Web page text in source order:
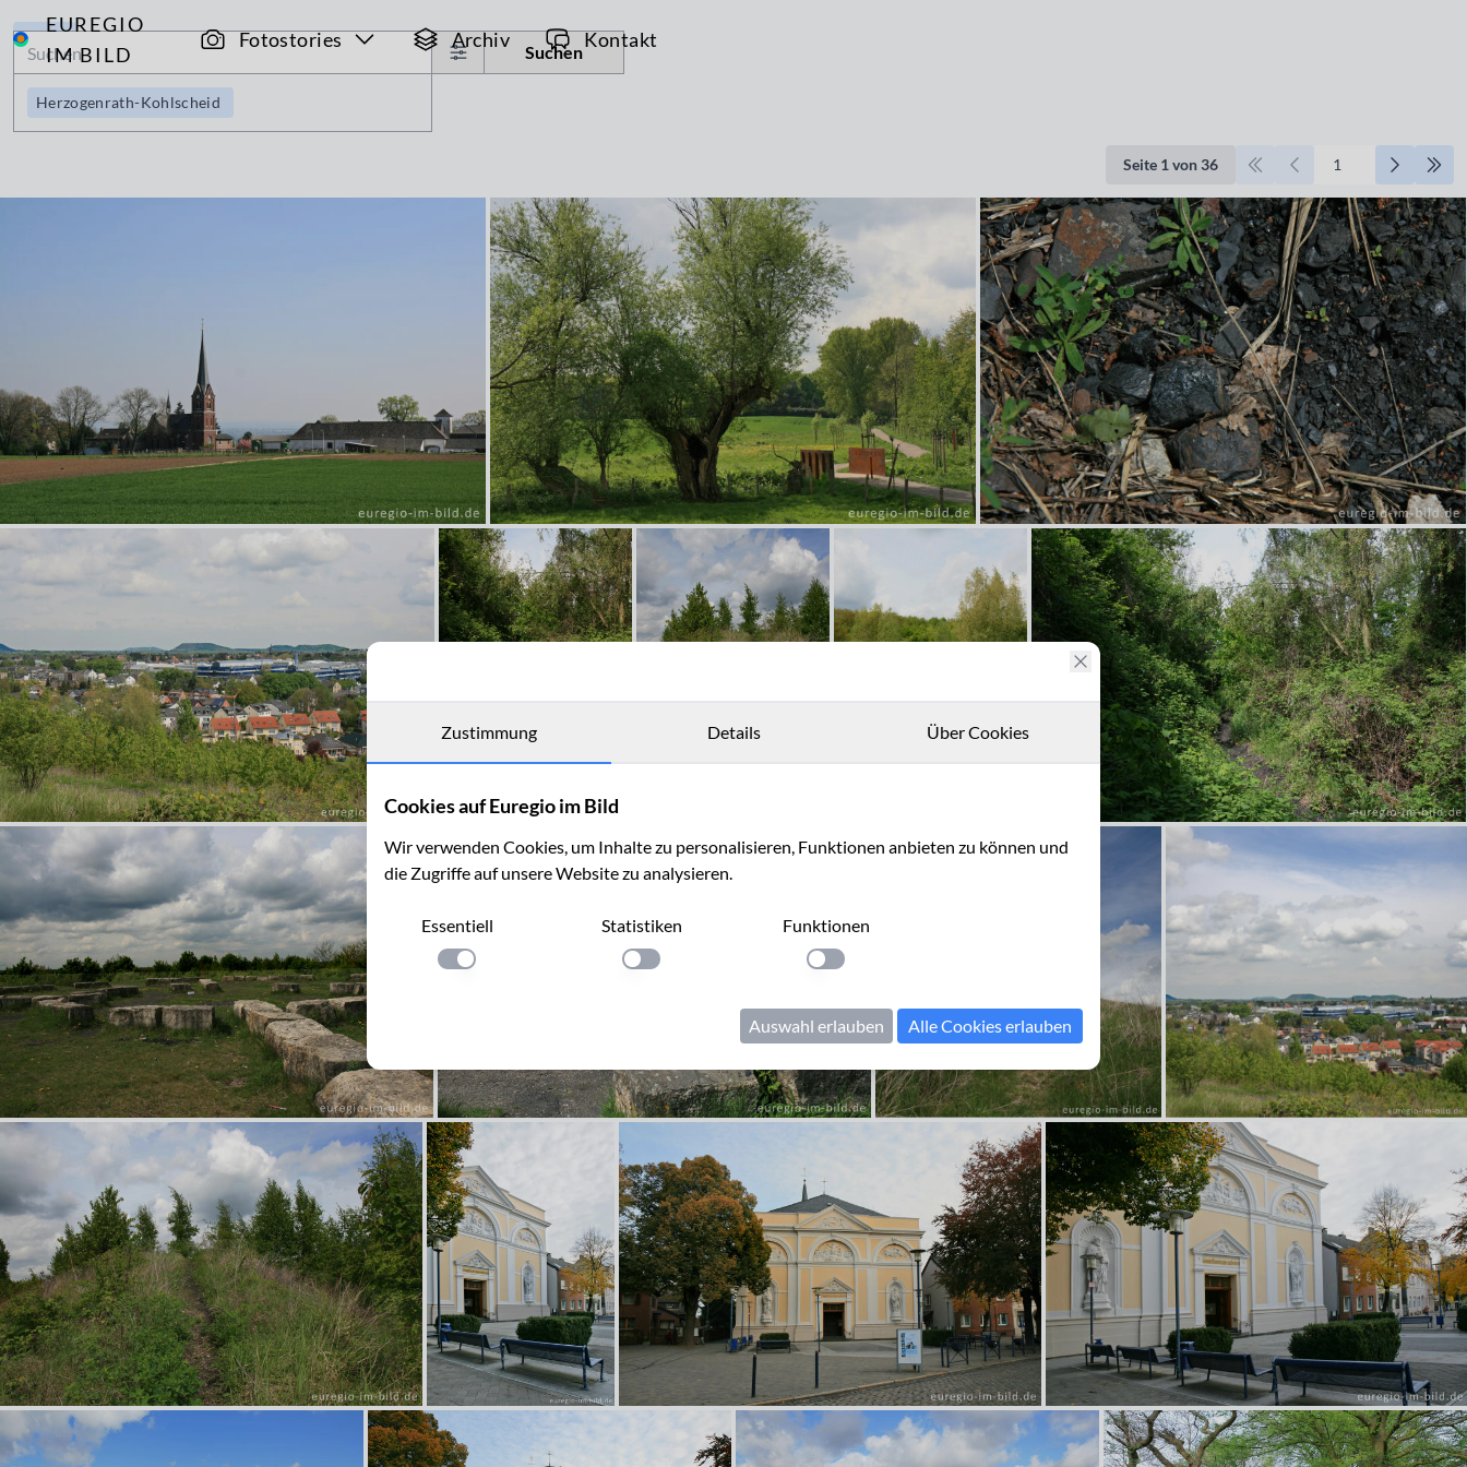
EUREGIO
IM BILD
Fotostories Archiv Kontakt
Archiv
Suchen
Herzogenrath-Kohlscheid
Seite 1 von 36
Zustimmung Details Über Cookies
Cookies auf Euregio im Bild
Wir verwenden Cookies, um Inhalte zu personalisieren, Funktionen anbieten zu können und
die Zugriffe auf unsere Website zu analysieren.
Essentiell
Einstellung anwenden
Statistiken
Einstellung anwenden
Funktionen
Einstellung anwenden
Auswahl erlauben Alle Cookies erlauben